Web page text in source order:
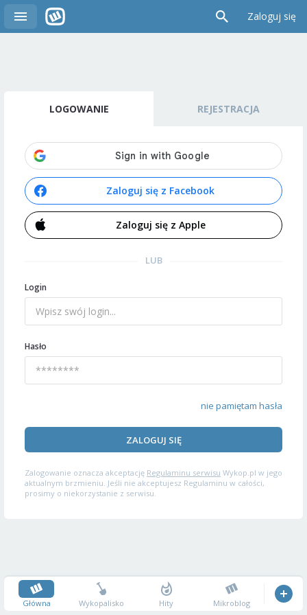
Zaloguj się
LOGOWANIE REJESTRACJA
Zaloguj się z Facebook
Zaloguj się z Apple
LUB
Login
Hasło
nie pamiętam hasła
ZALOGUJ SIĘ
Zalogowanie oznacza akceptację Regulaminu serwisu Wykop.pl w jego
aktualnym brzmieniu. Jeśli nie akceptujesz Regulaminu w całości,
prosimy o niekorzystanie z serwisu.
Główna Wykopalisko Hity Mikroblog